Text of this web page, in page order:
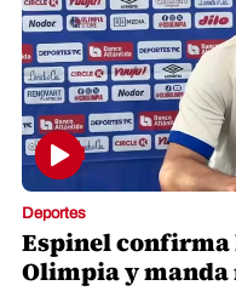
Deportes
Espinel confirma
Olimpia y manda